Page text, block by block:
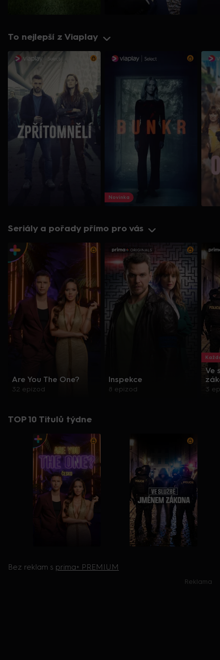
To nejlepší z Viaplay
Novinka
Seriály a pořady přímo pro vás
Are You The One?
32 epizod
Inspekce
8 epizod
Ve
3
TOP 10 Titulů týdne
Bez reklam s prima+ PREMIUM
Reklama